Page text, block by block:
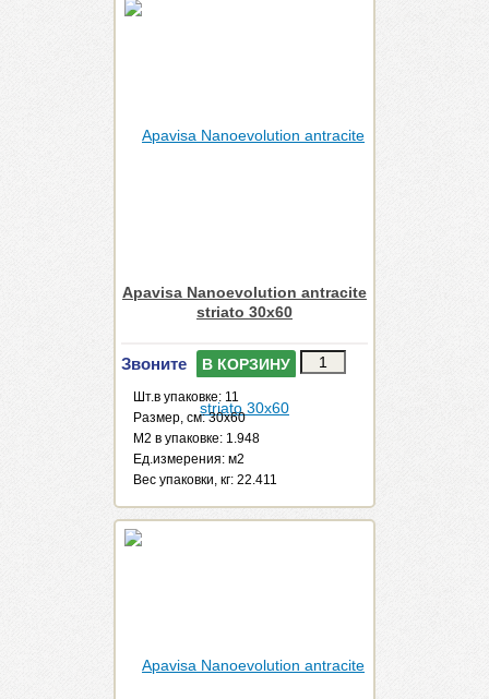
Apavisa Nanoevolution antracite
striato 30x60
Звоните В КОРЗИНУ
Шт.в упаковке: 11
Размер, см: 30x60
М2 в упаковке: 1.948
Ед.измерения: м2
Веc упаковки, кг: 22.411